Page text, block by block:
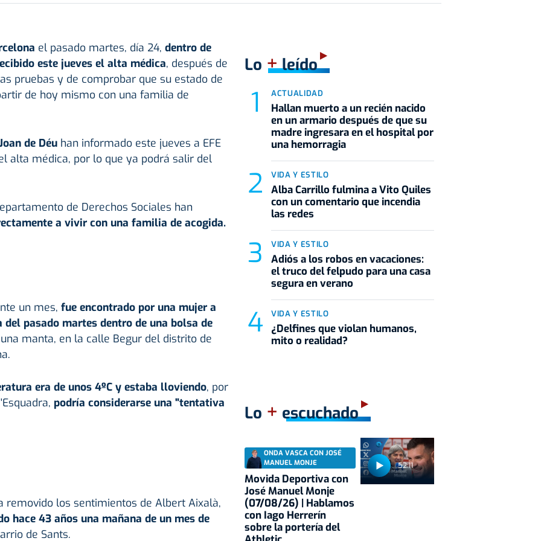
el pasado martes, día 24, dentro de
este jueves el alta médica, después de
pruebas y de comprobar que su estado de
de hoy mismo con una familia de
de Déuhan informado este jueves a EFE
alta médica, por lo que ya podrá salir del
de Derechos Sociales han
a vivir con una familia de acogida.
un mes, fue encontrado por una mujer a
pasado martes dentro de una bolsa de
manta, en la calle Begur del distrito de
era de unos 4ºC y estaba lloviendo, por
podría considerarse una "tentativa
removido los sentimientos de Albert Aixalà,
hace 43 años una mañana de un mes de
de Sants.
Lo +leído
ACTUALIDAD
Hallan muerto a un recién nacido
en un armario después de que su
madre ingresara en el hospital por
una hemorragia
VIDA Y ESTILO
Alba Carrillo fulmina a Vito Quiles
con un comentario que incendia
las redes
VIDA Y ESTILO
Adiós a los robos en vacaciones:
el truco del felpudo para una casa
segura en verano
VIDA Y ESTILO
¿Delfines que violan humanos,
mito o realidad?
Lo + escuchado
52:11
ONDA VASCA CON JOSÉ
MANUEL MONJE
Movida Deportiva con
José Manuel Monje
(07/08/26) | Hablamos
con Iago Herrerín
sobre la portería del